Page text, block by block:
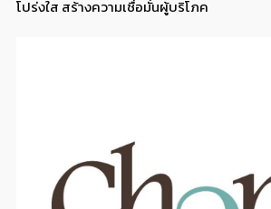
โปร่งใส สร้างความเชื่อมั่นผู้บริโภค